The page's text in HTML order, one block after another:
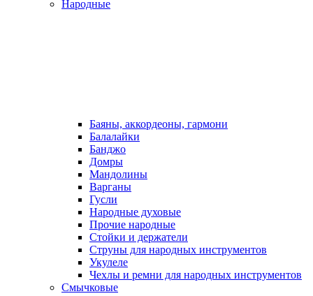
Народные
Баяны, аккордеоны, гармони
Балалайки
Банджо
Домры
Мандолины
Варганы
Гусли
Народные духовые
Прочие народные
Стойки и держатели
Струны для народных инструментов
Укулеле
Чехлы и ремни для народных инструментов
Смычковые